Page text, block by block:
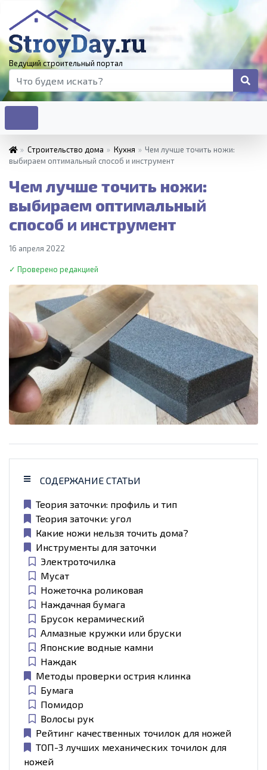
Ведущий строительный портал
» Строительство дома » Кухня » Чем лучше точить ножи:
выбираем оптимальный способ и инструмент
Чем лучше точить ножи:
выбираем оптимальный
способ и инструмент
16 апреля 2022
✓ Проверено редакцией
СОДЕРЖАНИЕ СТАТЬИ
Теория заточки: профиль и тип
Теория заточки: угол
Какие ножи нельзя точить дома?
Инструменты для заточки
Электроточилка
Мусат
Ножеточка роликовая
Наждачная бумага
Брусок керамический
Алмазные кружки или бруски
Японские водные камни
Наждак
Методы проверки острия клинка
Бумага
Помидор
Волосы рук
Рейтинг качественных точилок для ножей
ТОП-3 лучших механических точилок для
ножей